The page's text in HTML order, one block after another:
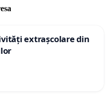
extrașcolare din